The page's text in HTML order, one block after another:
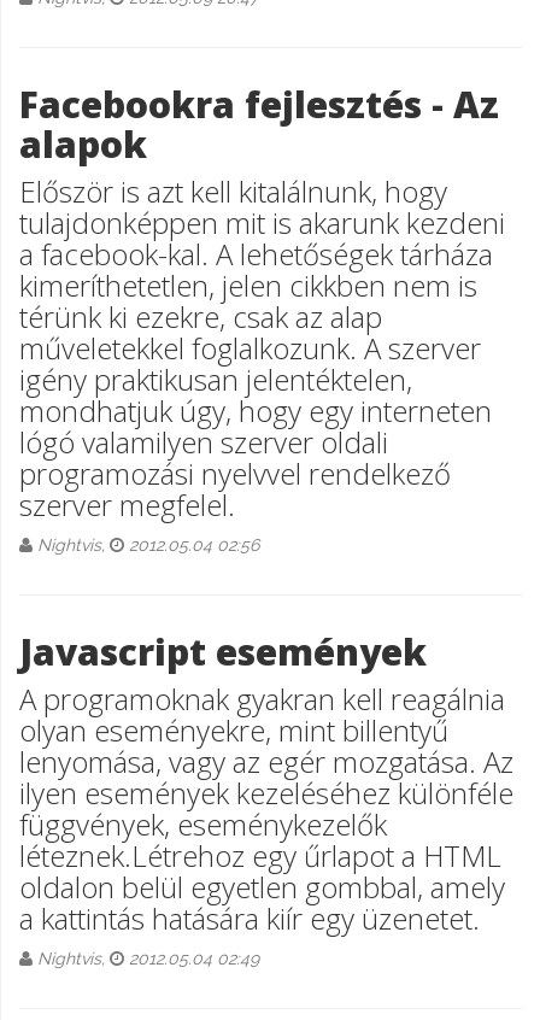
Facebookra fejlesztés - Az
alapok
Először is azt kell kitalálnunk, hogy
tulajdonképpen mit is akarunk kezdeni
a facebook-kal. A lehetőségek tárháza
kimeríthetetlen, jelen cikkben nem is
térünk ki ezekre, csak az alap
műveletekkel foglalkozunk. A szerver
igény praktikusan jelentéktelen,
mondhatjuk úgy, hogy egy interneten
lógó valamilyen szerver oldali
programozási nyelvvel rendelkező
szerver megfelel.
Nightvis, 2012.05.04 02:56
Javascript események
A programoknak gyakran kell reagálnia
olyan eseményekre, mint billentyű
lenyomása, vagy az egér mozgatása. Az
ilyen események kezeléséhez különféle
függvények, eseménykezelők
léteznek.Létrehoz egy űrlapot a HTML
oldalon belül egyetlen gombbal, amely
a kattintás hatására kiír egy üzenetet.
Nightvis, 2012.05.04 02:49